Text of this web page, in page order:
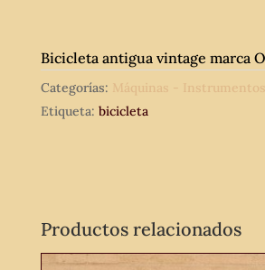
Bicicleta antigua vintage marca
Categorías: Máquinas - Instrumentos
Etiqueta: bicicleta
Productos relacionados